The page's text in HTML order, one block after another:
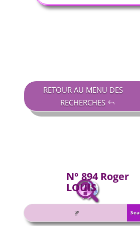
RETOUR AU MENU DES
RECHERCHES
N° 894 Roger
LOUIS